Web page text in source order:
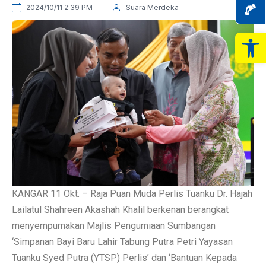
2024/10/11 2:39 PM Suara Merdeka
KANGAR 11 Okt. – Raja Puan Muda Perlis Tuanku Dr. Hajah
Lailatul Shahreen Akashah Khalil berkenan berangkat
menyempurnakan Majlis Pengurniaan Sumbangan
‘Simpanan Bayi Baru Lahir Tabung Putra Petri Yayasan
Tuanku Syed Putra (YTSP) Perlis’ dan ‘Bantuan Kepada